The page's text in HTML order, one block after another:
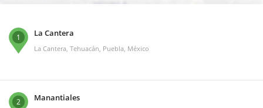
1 La Cantera
La Cantera, Tehuacán, Puebla, México
2 Manantiales